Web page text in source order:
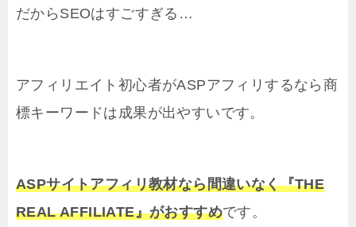
だからSEOはすごすぎる…
アフィリエイト初心者がASPアフィリするなら商
標キーワードは成果が出やすいです。
ASPサイトアフィリ教材なら間違いなく『THE
REAL AFFILIATE』がおすすめです。